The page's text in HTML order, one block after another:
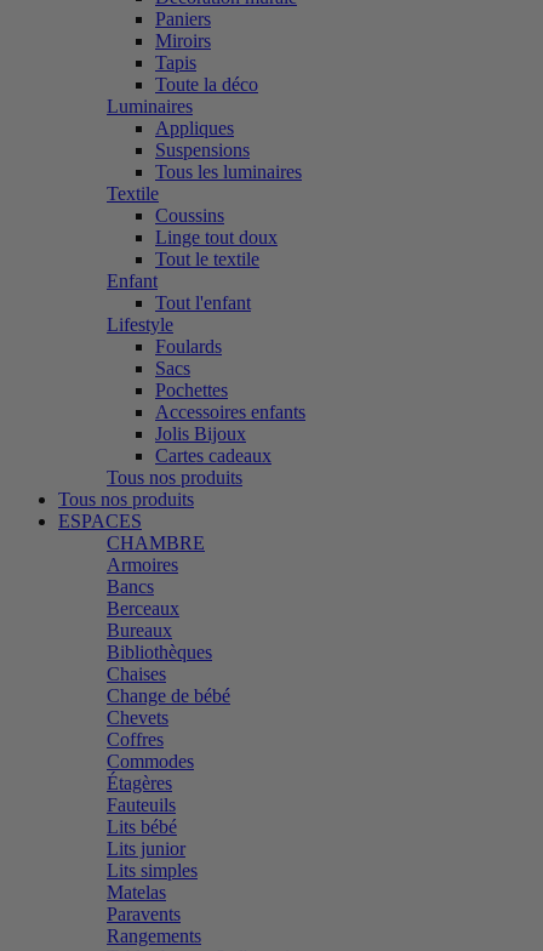
Paniers
Miroirs
Tapis
Toute la déco
Luminaires
Appliques
Suspensions
Tous les luminaires
Textile
Coussins
Linge tout doux
Tout le textile
Enfant
Tout l'enfant
Lifestyle
Foulards
Sacs
Pochettes
Accessoires enfants
Jolis Bijoux
Cartes cadeaux
Tous nos produits
Tous nos produits
ESPACES
CHAMBRE
Armoires
Bancs
Berceaux
Bureaux
Bibliothèques
Chaises
Change de bébé
Chevets
Coffres
Commodes
Étagères
Fauteuils
Lits bébé
Lits junior
Lits simples
Matelas
Paravents
Rangements